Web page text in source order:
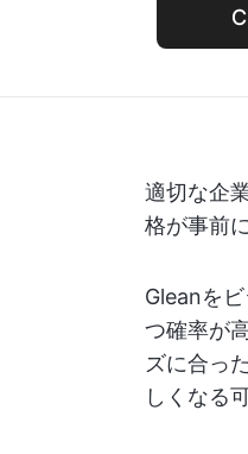
適切な企
格が事前
Gleanを
つ確率が
ズに合っ
しくなる